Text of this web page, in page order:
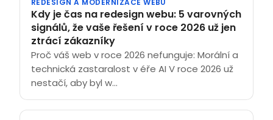
REDESIGN A MODERNIZACE WEBU
Kdy je čas na redesign webu: 5 varovných
signálů, že vaše řešení v roce 2026 už jen
ztrácí zákazníky
Proč váš web v roce 2026 nefunguje: Morální a
technická zastaralost v éře AI V roce 2026 už
nestačí, aby byl w...